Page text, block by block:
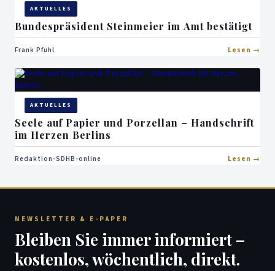
AKTUELLES
Bundespräsident Steinmeier im Amt bestätigt
Frank Pfuhl Lesen
AKTUELLES
Seele auf Papier und Porzellan – Handschrift
im Herzen Berlins
Redaktion-SDHB-online Lesen
NEWSLETTER & E-PAPER
Bleiben Sie immer informiert –
kostenlos, wöchentlich, direkt.